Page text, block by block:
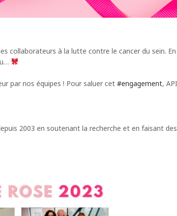
collaborateurs à la lutte contre le cancer du sein.
par nos équipes ! Pour saluer cet #engagement,
2003 en soutenant la recherche et en faisant